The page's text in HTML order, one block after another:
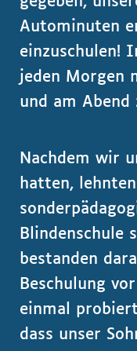
Autominuten
einzuschulen!
jeden Morgen
und am Abend
Nachdem wir
hatten,
Blindenschule
bestanden
Beschulung
einmal
dass unser